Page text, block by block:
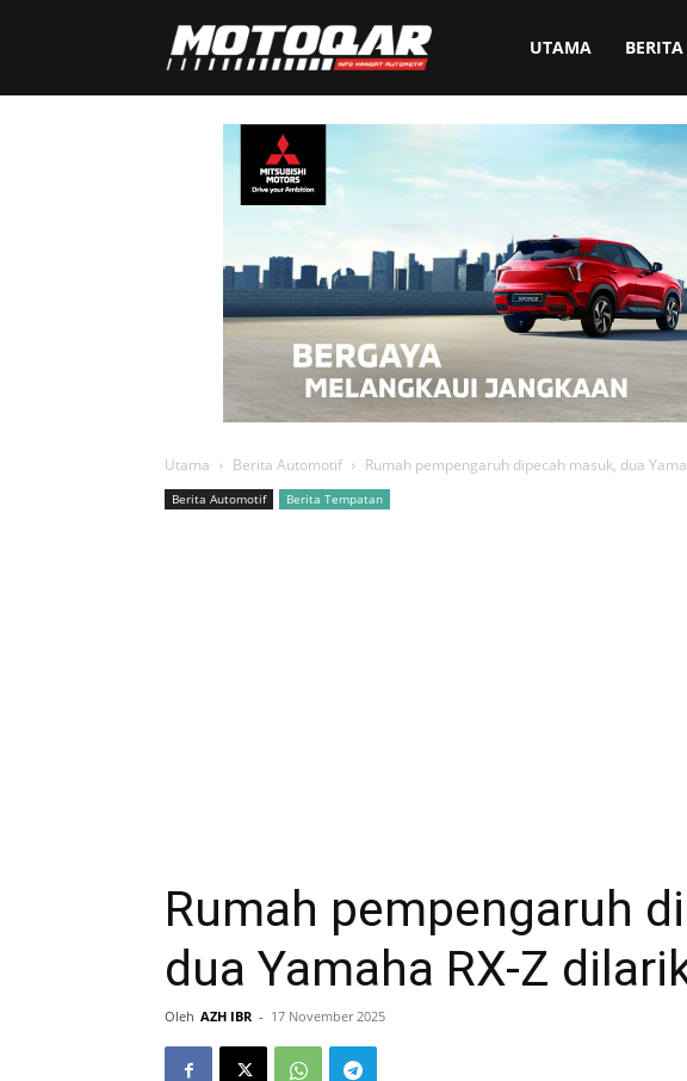
Motoqar UTAMA BERITA
Utama Berita Automotif Rumah pempengaruh dipecah masuk, dua
Berita Automotif Berita Tempatan
Rumah pempengaruh
dua Yamaha RX-Z
Oleh AZH IBR - 17 November 2025